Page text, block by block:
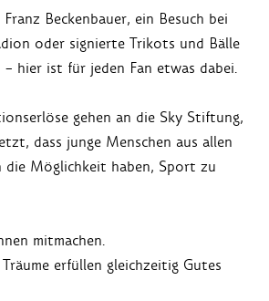
Beckenbauer, ein Besuch bei
oder signierte Trikots und Bälle
– hier ist für jeden Fan etwas dabei.
gehen an die Sky Stiftung,
dass junge Menschen aus allen
die Möglichkeit haben, Sport zu
mitmachen.
erfüllen gleichzeitig Gutes